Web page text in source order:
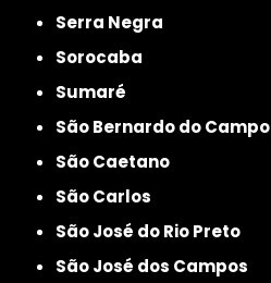
Serra Negra
Sorocaba
Sumaré
São Bernardo do Campo
São Caetano
São Carlos
São José do Rio Preto
São José dos Campos